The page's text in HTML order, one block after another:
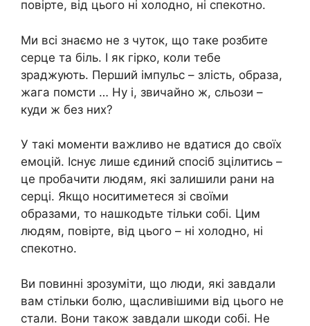
повірте, від цього ні холодно, ні спекотно.
Ми всі знаємо не з чуток, що таке розбите
серце та біль. І як гірко, коли тебе
зраджують. Перший імпульс – злість, образа,
жага помсти … Ну і, звичайно ж, сльози –
куди ж без них?
У такі моменти важливо не вдатися до своїх
емоцій. Існує лише єдиний спосіб зцілитись –
це пробачити людям, які залишили рани на
серці. Якщо носитиметеся зі своїми
образами, то нашкодьте тільки собі. Цим
людям, повірте, від цього – ні холодно, ні
спекотно.
Ви повинні зрозуміти, що люди, які завдали
вам стільки болю, щасливішими від цього не
стали. Вони також завдали шкоди собі. Не